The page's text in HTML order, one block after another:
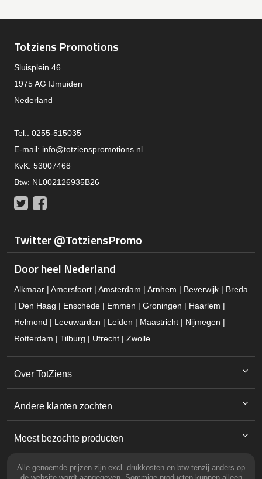
Totziens Promotions
Sluisplein 46
1975 AG IJmuiden
Nederland
Tel.: 0255-515035
E-mail: info@totzienspromotions.nl
KvK: 53007468
Btw: NL002126935B26
Twitter
Twitter @TotziensPromo
Door heel Nederland
Alkmaar | Amersfoort | Amsterdam | Arnhem | Beverwijk | Breda
| Den Haag | Enschede | Emmen | Groningen | Haarlem |
Helmond | Leeuwarden | Leiden | Maastricht | Nijmegen |
Rotterdam | Tilburg | Utrecht | Zwolle
Over TotZiens
Andere klanten zochten
Meest bezochte producten
Alle genoemde prijzen zijn excl. drukkosten en btw tenzij anders op